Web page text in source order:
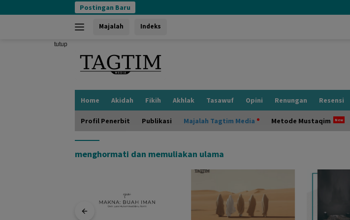
ke
Postingan Baru
Majalah Indeks
tutup
Home Akidah Fikih Akhlak Tasawuf Opini Renungan Resensi
Profil Penerbit Publikasi Majalah Tagtim Media Metode Mustaqim
menghormati dan memuliakan ulama